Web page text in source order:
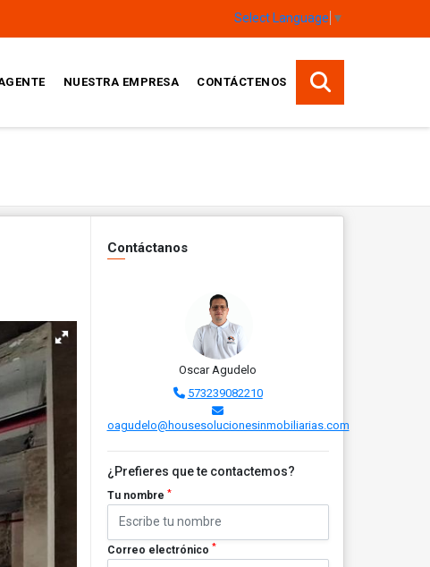
Select Language ▼
NUESTRA EMPRESA CONTÁCTENOS
Contáctanos
Oscar Agudelo
573239082210
oagudelo@housesolucionesinmobiliarias.com
¿Prefieres que te contactemos?
Tu nombre *
Correo electrónico *